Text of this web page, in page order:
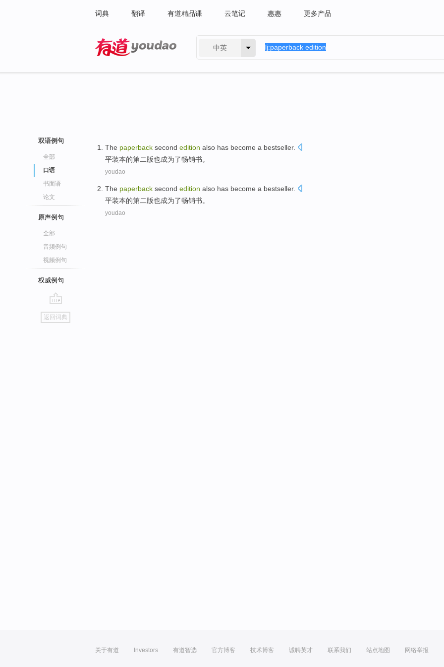
词典 翻译 有道精品课 云笔记 惠惠 更多产品
中英
双语例句
全部
口语
书面语
论文
原声例句
全部
音频例句
视频例句
权威例句
go
top
返回词典
The paperback second edition also has become a bestseller.
平装本的第二版也成为了畅销书。
youdao
The paperback second edition also has become a bestseller.
平装本的第二版也成为了畅销书。
youdao
关于有道 Investors 有道智选 官方博客 技术博客 诚聘英才 联系我们 站点地图 网络举报